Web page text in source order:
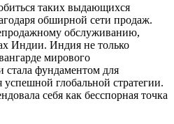
таких выдающихся
обширной сети продаж.
обслуживанию,
Индии. Индия не только
мирового
стала фундаментом для
глобальной стратегии.
себя как бесспорная точка